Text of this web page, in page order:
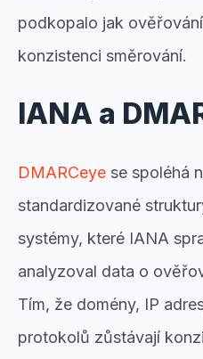
podkopalo jak
konzistenci směrování.
IANA a
DMARCeye se spoléhá
standardizované
systémy, které IANA
analyzoval data o
Tím, že domény, IP
protokolů zůstávají